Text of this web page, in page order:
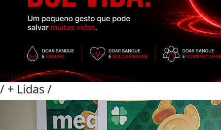
/ + Lidas/